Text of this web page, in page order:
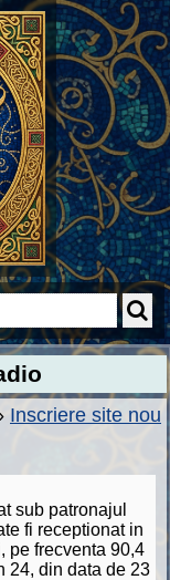
Inscriere site nou
sub patronajul
fi receptionat in
pe frecventa 90,4
24, din data de 23